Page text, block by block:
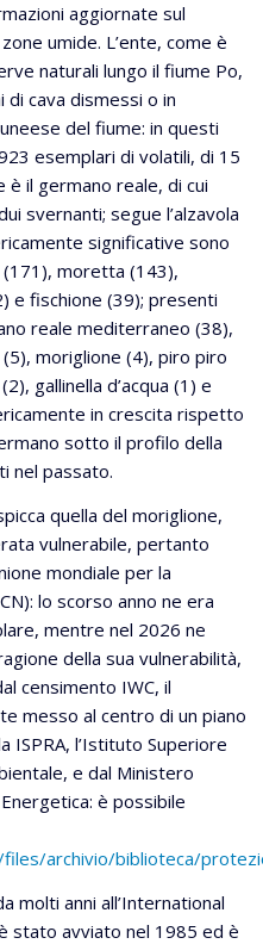
aggiornate sul
umide. L’ente, come è
naturali lungo il fiume Po,
cava dismessi o in
del fiume: in questi
esemplari di volatili, di 15
il germano reale, di cui
svernanti; segue l’alzavola
significative sono
moretta (143),
e fischione (39); presenti
reale mediterraneo (38),
moriglione (4), piro piro
gallinella d’acqua (1) e
in crescita rispetto
sotto il profilo della
nel passato.
quella del moriglione,
vulnerabile, pertanto
mondiale per la
lo scorso anno ne era
mentre nel 2026 ne
della sua vulnerabilità,
censimento IWC, il
messo al centro di un piano
ISPRA, l’Istituto Superiore
e dal Ministero
è possibile
archivio/biblioteca/
molti anni all’International
stato avviato nel 1985 ed è